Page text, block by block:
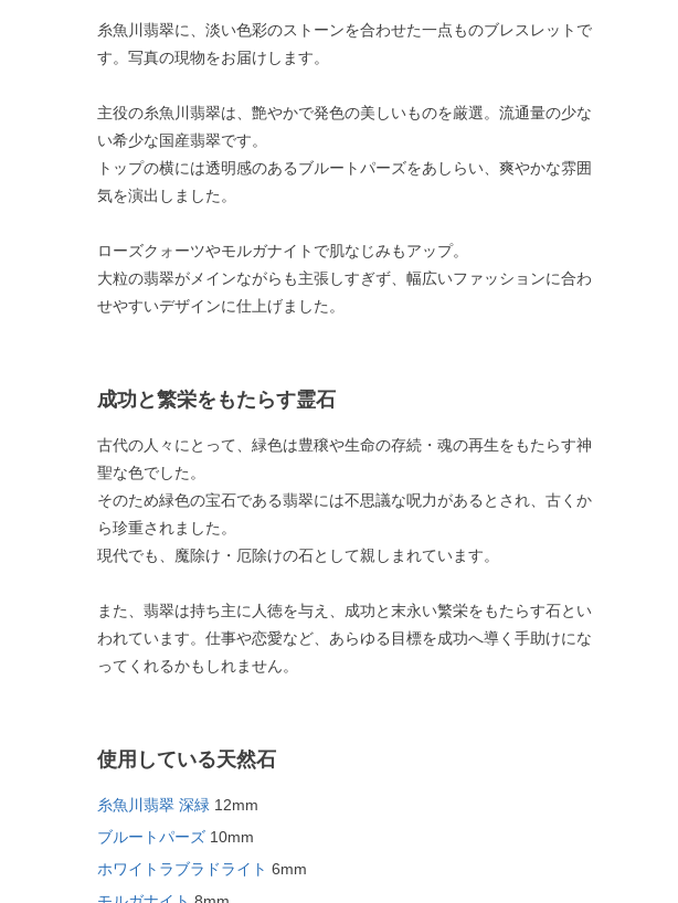
糸魚川翡翠に、淡い色彩のストーンを合わせた一点ものブレスレットで
す。写真の現物をお届けします。
主役の糸魚川翡翠は、艶やかで発色の美しいものを厳選。流通量の少な
い希少な国産翡翠です。
トップの横には透明感のあるブルートパーズをあしらい、爽やかな雰囲
気を演出しました。
ローズクォーツやモルガナイトで肌なじみもアップ。
大粒の翡翠がメインながらも主張しすぎず、幅広いファッションに合わ
せやすいデザインに仕上げました。
成功と繁栄をもたらす霊石
古代の人々にとって、緑色は豊穣や生命の存続・魂の再生をもたらす神
聖な色でした。
そのため緑色の宝石である翡翠には不思議な呪力があるとされ、古くか
ら珍重されました。
現代でも、魔除け・厄除けの石として親しまれています。
また、翡翠は持ち主に人徳を与え、成功と末永い繁栄をもたらす石とい
われています。仕事や恋愛など、あらゆる目標を成功へ導く手助けにな
ってくれるかもしれません。
使用している天然石
糸魚川翡翠 深緑 12mm
ブルートパーズ10mm
ホワイトラブラドライト 6mm